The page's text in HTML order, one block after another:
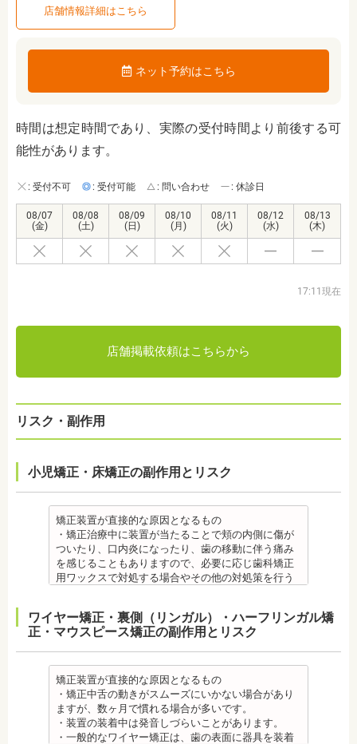
店舗情報詳細はこちら
ネット予約はこちら
時間は想定時間であり、実際の受付時間より前後する可
能性があります。
: 受付不可 : 受付可能 : 問い合わせ : 休診日
08/07
(金)
08/08
(土)
08/09
(日)
08/10
(月)
08/11
(火)
08/12
(水)
08/13
(木)
17:11現在
店舗掲載依頼はこちらから
リスク・副作用
小児矯正・床矯正の副作用とリスク
矯正装置が直接的な原因となるもの
・矯正治療中に装置が当たることで頬の内側に傷が
ついたり、口内炎になったり、歯の移動に伴う痛み
を感じることもありますので、必要に応じ歯科矯正
用ワックスで対処する場合やその他の対処策を行う
が、数ヶ月で慣れることが多いです。
・装置の装着中は発音しづらいことがあります。
・矯正装置を装着した直後や、ワイヤーを交換した
直後に痛みを感じることがありますが、数日でおさ
まる場合が多いです。また、冷たいものを飲んだと
きにしみる「知覚過敏」があらわれる場合がありま
すが、基本的には数日で改善されます。長期間痛む
場合は、歯科医師に相談しましょう。
金属アレルギー
ワイヤー矯正・裏側（リンガル）・ハーフリンガル矯
正・マウスピース矯正の副作用とリスク
矯正装置が直接的な原因となるもの
・矯正中舌の動きがスムーズにいかない場合があり
ますが、数ヶ月で慣れる場合が多いです。
・装置の装着中は発音しづらいことがあります。
・一般的なワイヤー矯正は、歯の表面に器具を装着